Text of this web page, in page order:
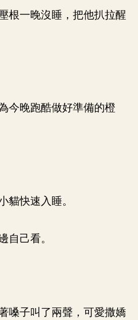
根一晚沒睡，把他扒拉醒
今晚跑酷做好準備的橙
快速入睡。
己看。
嗓子叫了兩聲，可愛撒嬌